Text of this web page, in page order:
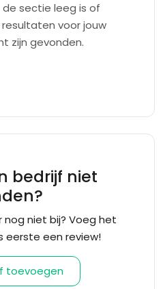
sectie leeg is of
voor jouw
zijn gevonden.
bedrijf niet
niet bij? Voeg het
eerste een review!
toevoegen